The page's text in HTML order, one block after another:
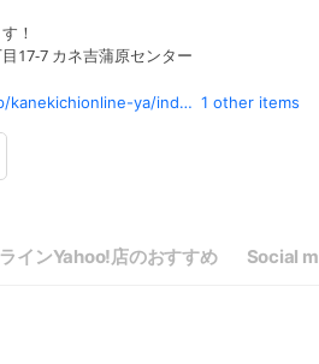
！
17-7 カネ吉蒲原センター
ります。
store.shopping.yahoo.co.jp/kanekichionline-ya/index.html 1 other items
インYahoo!店のおすすめ Social